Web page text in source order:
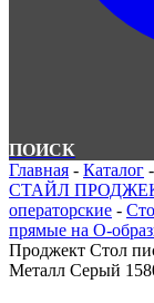
ПОИСК
Главная - Каталог -
СТАЙЛ
операторские -
прямые на О-
Проджект Стол
Металл Серый